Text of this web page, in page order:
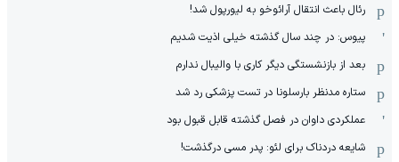
رئال باعث انتقال آرائوخو به لیورپول شد!
پیوس: در چند سال گذشته خیلی اذیت شدیم
بعد از بازنشستگی دیگر کاری با والیبال ندارم
ستاره مدنظر بارسلونا در تست پزشکی رد شد
عملکردی داوان در فصل گذشته قابل قبول بود
شایعه دردناک برای لئو: پدر مسی درگذشت!